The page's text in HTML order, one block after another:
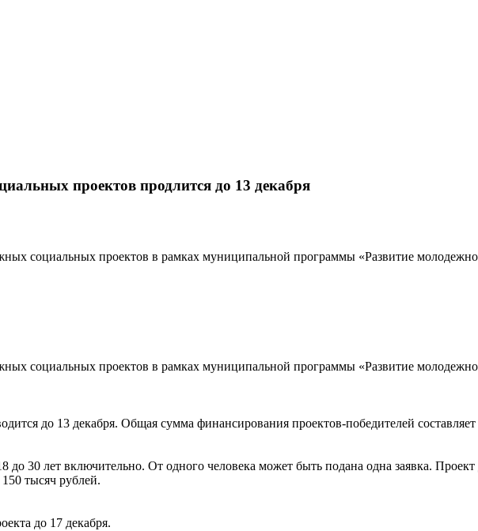
проектов продлится до 13 декабря
социальных проектов в рамках муниципальной программы «Развитие
социальных проектов в рамках муниципальной программы «Развитие
до 13 декабря. Общая сумма финансирования проектов-победителей
до 30 лет включительно. От одного человека может быть подана одна заявка.
тысяч рублей.
до 17 декабря.